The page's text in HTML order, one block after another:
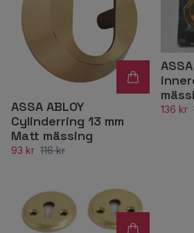
ASSA ABLOY
Cylinderring 13 mm
Matt mässing
93 kr 116 kr
136 kr